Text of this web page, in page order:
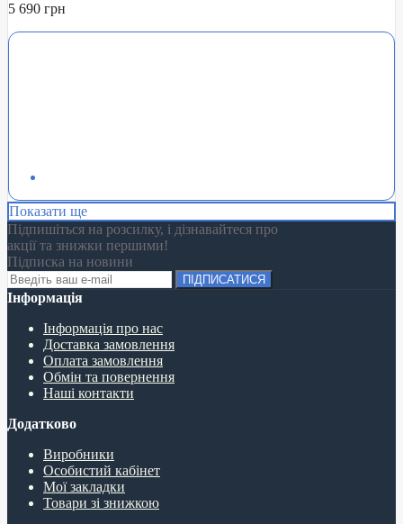
5 690 грн
Показати ще
Підпишіться на розсилку, і дізнавайтеся про
акції та знижки першими!
Підписка на новини
ПІДПИСАТИСЯ
Інформація
Інформація про нас
Доставка замовлення
Оплата замовлення
Обмін та повернення
Наші контакти
Додатково
Виробники
Особистий кабінет
Мої закладки
Товари зі знижкою